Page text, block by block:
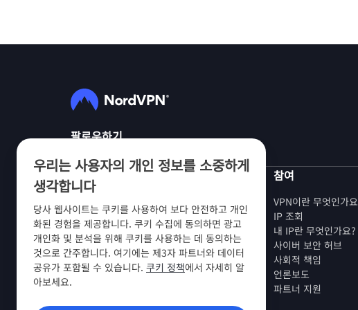
우리는 사용자의 개인 정보를 소중하게
생각합니다
당사 웹사이트는 쿠키를 사용하여 보다 안전하고 개인
화된 경험을 제공합니다. 쿠키 수집에 동의하면 광고
개인화 및 분석을 위해 쿠키를 사용하는 데 동의하는
것으로 간주합니다. 여기에는 제3자 파트너와 데이터
공유가 포함될 수 있습니다. 쿠키 정책에서 자세히 알
아보세요.
팔로우하기
NordVPN
회사 소개
채용 정보
VPN 무료 체험판
VPN 라우터
후기
학생 및 직원 할인
구매처
친구 추천하기
참여
VPN이란 무엇인가요
IP 조회
내 IP란 무엇인가요?
사이버 보안 허브
사회적 책임
언론보도
파트너 지원